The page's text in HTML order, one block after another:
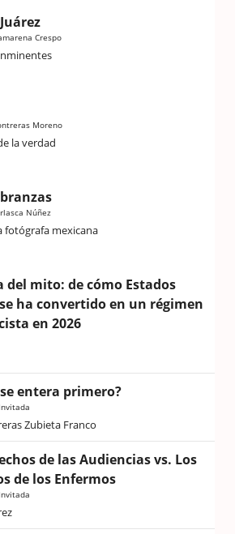
Crespo
Moreno
la verdad
Núñez
fotógrafa mexicana
del mito: de cómo Estados
ha convertido en un régimen
en 2026
entera primero?
Zubieta Franco
de las Audiencias vs. Los
de los Enfermos